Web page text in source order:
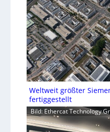
Weltweit größter
fertiggestellt
Bild: Ethercat Technology